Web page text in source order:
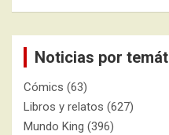
Noticias por
Cómics (63)
Libros y relatos (627)
Mundo King (396)